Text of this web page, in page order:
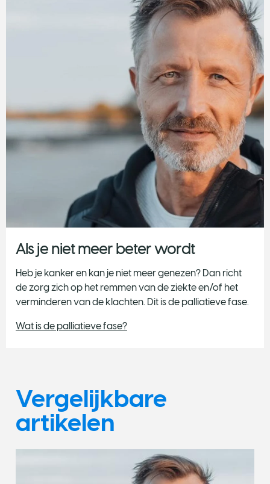
Als je niet meer beter wordt
Heb je kanker en kan je niet meer genezen? Dan richt
de zorg zich op het remmen van de ziekte en/of het
verminderen van de klachten. Dit is de palliatieve fase.
Wat is de palliatieve fase?
Vergelijkbare
artikelen